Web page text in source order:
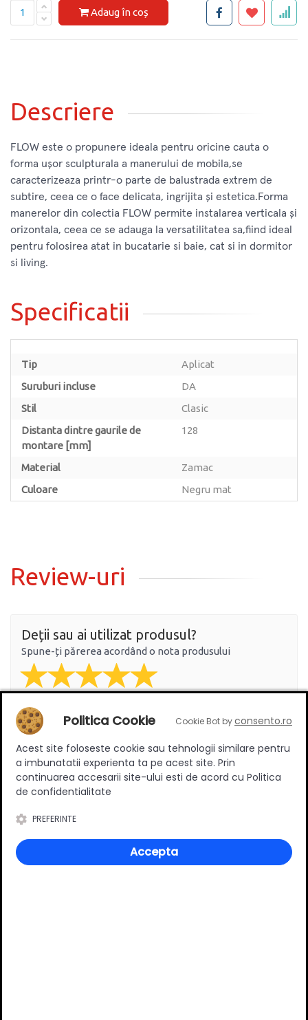
Adaug în coș
Descriere
FLOW este o propunere ideala pentru oricine cauta o
forma ușor sculpturala a manerului de mobila,se
caracterizeaza printr-o parte de balustrada extrem de
subtire, ceea ce o face delicata, ingrijita și estetica.Forma
manerelor din colectia FLOW permite instalarea verticala și
orizontala, ceea ce se adauga la versatilitatea sa,fiind ideal
pentru folosirea atat in bucatarie si baie, cat si in dormitor
si living.
Specificatii
Tip
Aplicat
Suruburi incluse
DA
Stil
Clasic
Distanta dintre gaurile de
montare [mm]
128
Material
Zamac
Culoare
Negru mat
Review-uri
Deții sau ai utilizat produsul?
Spune-ți părerea acordând o nota produsului
Adaugă un review
Ratingul general al produsului
0(0 review-uri)
Politica Cookie Cookie Bot byconsento.ro
Acest site foloseste cookie sau tehnologii similare pentru
a imbunatatii experienta ta pe acest site. Prin
continuarea accesarii site-ului esti de acord cu Politica
de confidentialitate
PREFERINTE
Accepta